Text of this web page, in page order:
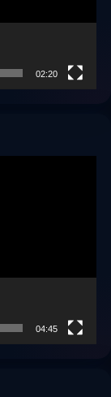
02:20
04:45